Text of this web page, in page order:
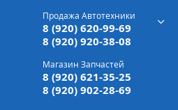
д 90
Продажа Автотехники
8 (920) 620-99-69
8 (920) 920-38-08
Магазин Запчастей
8 (920) 621-35-25
8 (920) 902-28-69